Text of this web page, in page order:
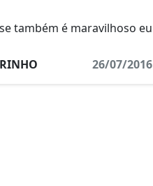
também é maravilhoso eu
26/07/2016